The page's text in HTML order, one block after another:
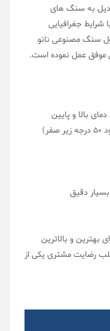
به سنگ های
جغرافیایی
سنگ مصنوعی نانو
عمل نموده است.
بالا و پایین
دقیق
بهترین و بالاترین
رضایت مشتری یکی از